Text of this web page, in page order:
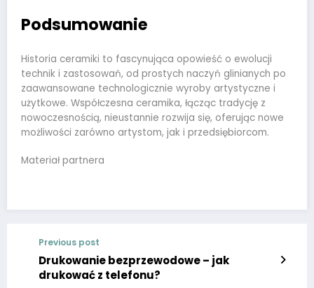
Podsumowanie
Historia ceramiki to fascynująca opowieść o ewolucji
technik i zastosowań, od prostych naczyń glinianych po
zaawansowane technologicznie wyroby artystyczne i
użytkowe. Współczesna ceramika, łącząc tradycję z
nowoczesnością, nieustannie rozwija się, oferując nowe
możliwości zarówno artystom, jak i przedsiębiorcom.
Materiał partnera
Previous post
Drukowanie bezprzewodowe – jak
drukować z telefonu?